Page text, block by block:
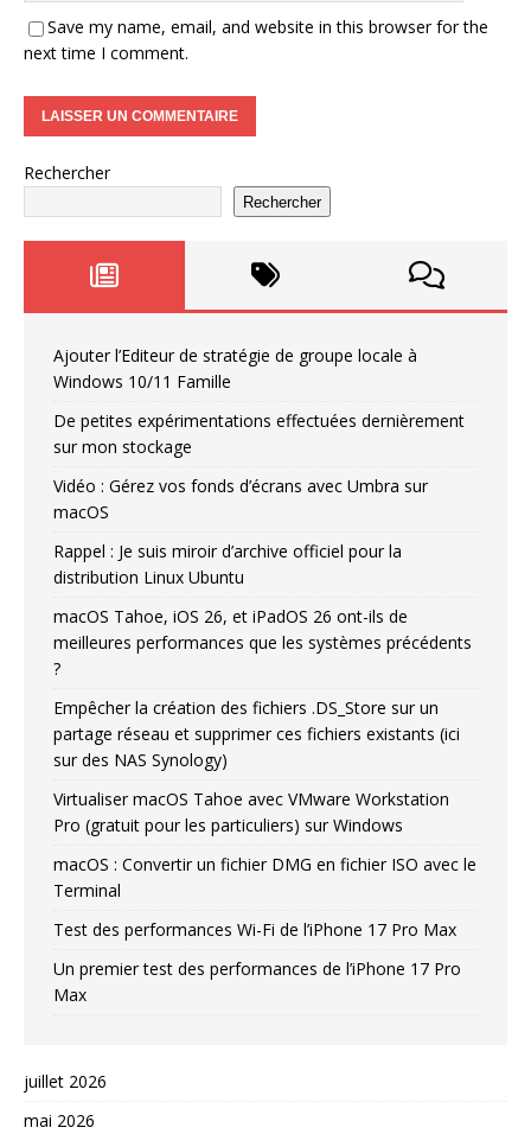
Save my name, email, and website in this browser for the
next time I comment.
Rechercher
Rechercher
Ajouter l’Editeur de stratégie de groupe locale à
Windows 10/11 Famille
De petites expérimentations effectuées dernièrement
sur mon stockage
Vidéo : Gérez vos fonds d’écrans avec Umbra sur
macOS
Rappel : Je suis miroir d’archive officiel pour la
distribution Linux Ubuntu
macOS Tahoe, iOS 26, et iPadOS 26 ont-ils de
meilleures performances que les systèmes précédents
?
Empêcher la création des fichiers .DS_Store sur un
partage réseau et supprimer ces fichiers existants (ici
sur des NAS Synology)
Virtualiser macOS Tahoe avec VMware Workstation
Pro (gratuit pour les particuliers) sur Windows
macOS : Convertir un fichier DMG en fichier ISO avec le
Terminal
Test des performances Wi-Fi de l’iPhone 17 Pro Max
Un premier test des performances de l’iPhone 17 Pro
Max
juillet 2026
mai 2026